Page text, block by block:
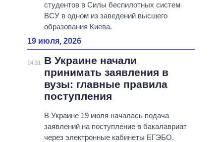
студентов в Силы беспилотных систем
ВСУ в одном из заведений высшего
образования Киева.
19 июля, 2026
14:31
В Украине начали
принимать заявления в
вузы: главные правила
поступления
В Украине 19 июля началась подача
заявлений на поступление в бакалавриат
через электронные кабинеты ЕГЭБО.